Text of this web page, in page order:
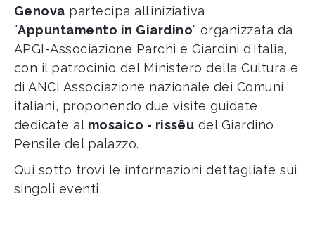
Genova partecipa all’iniziativa
"Appuntamento in Giardino" organizzata da
APGI-Associazione Parchi e Giardini d’Italia,
con il patrocinio del Ministero della Cultura e
di ANCI Associazione nazionale dei Comuni
italiani, proponendo due visite guidate
dedicate al mosaico - rissêu del Giardino
Pensile del palazzo.
Qui sotto trovi le informazioni dettagliate sui
singoli eventi